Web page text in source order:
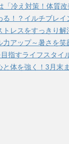
「冷え対策！体質
！？イルチブレ
レスをすっきり解
アップ～暑さを
目指すライフスタ
と体を強く！3月末